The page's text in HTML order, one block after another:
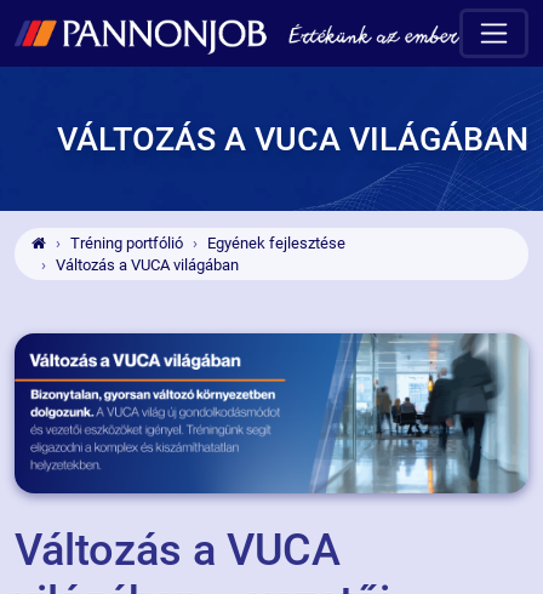
VÁLTOZÁS A VUCA VILÁGÁBAN
Tréning portfólió
Egyének fejlesztése
Változás a VUCA világában
Változás a VUCA